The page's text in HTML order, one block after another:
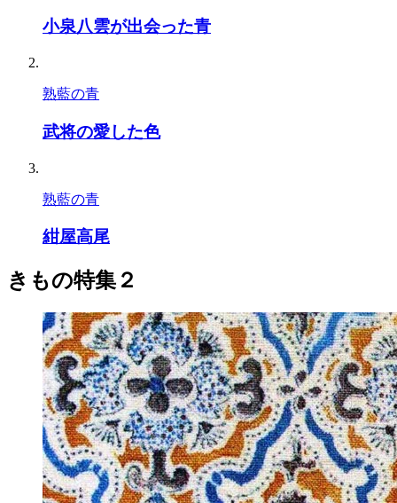
小泉八雲が出会った青
熟藍の青
武将の愛した色
熟藍の青
紺屋高尾
きもの特集２